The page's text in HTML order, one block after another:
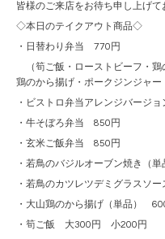
皆様のご来店をお待ち申し上げて
◇本日のテイクアウト商品◇
・日替わり弁当 770円
（筍ご飯・ローストビーフ・鶏
鶏のから揚げ・ポークジンジャー
・ビストロ弁当アレンジバージ
・牛そぼろ弁当 850円
・玄米ご飯弁当 850円
・若鳥のバジルオーブン焼き（
・若鳥のカツレツデミグラス
・大山鶏のから揚げ（単品）
・筍ご飯 大300円 小200円